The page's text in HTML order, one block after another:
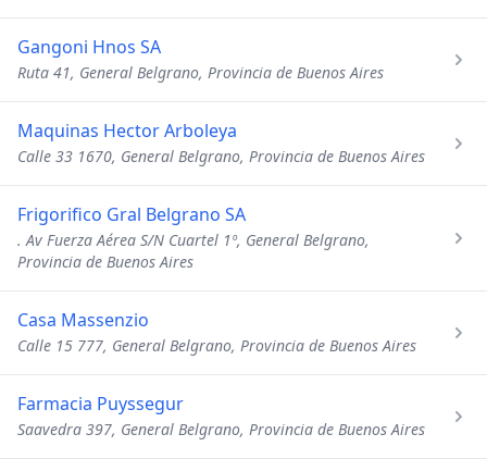
Gangoni Hnos SA
Ruta 41, General Belgrano, Provincia de Buenos Aires
Maquinas Hector Arboleya
Calle 33 1670, General Belgrano, Provincia de Buenos Aires
Frigorifico Gral Belgrano SA
. Av Fuerza Aérea S/N Cuartel 1º, General Belgrano,
Provincia de Buenos Aires
Casa Massenzio
Calle 15 777, General Belgrano, Provincia de Buenos Aires
Farmacia Puyssegur
Saavedra 397, General Belgrano, Provincia de Buenos Aires